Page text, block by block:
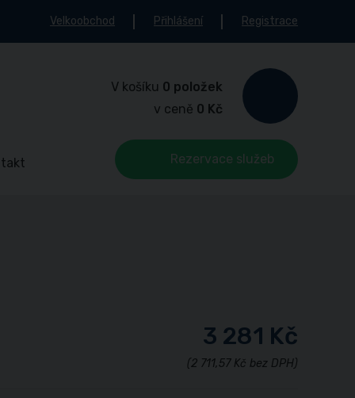
Velkoobchod Přihlášení Registrace
V košíku 0 položek
v ceně 0 Kč
Rezervace služeb
3 281 Kč
(2 711,57 Kč bez DPH)